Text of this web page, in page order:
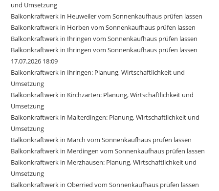
und Umsetzung
Balkonkraftwerk in Heuweiler vom Sonnenkaufhaus prüfen lassen
Balkonkraftwerk in Horben vom Sonnenkaufhaus prüfen lassen
Balkonkraftwerk in Ihringen vom Sonnenkaufhaus prüfen lassen
Balkonkraftwerk in Ihringen vom Sonnenkaufhaus prüfen lassen
17.07.2026 18:09
Balkonkraftwerk in Ihringen: Planung, Wirtschaftlichkeit und
Umsetzung
Balkonkraftwerk in Kirchzarten: Planung, Wirtschaftlichkeit und
Umsetzung
Balkonkraftwerk in Malterdingen: Planung, Wirtschaftlichkeit und
Umsetzung
Balkonkraftwerk in March vom Sonnenkaufhaus prüfen lassen
Balkonkraftwerk in Merdingen vom Sonnenkaufhaus prüfen lassen
Balkonkraftwerk in Merzhausen: Planung, Wirtschaftlichkeit und
Umsetzung
Balkonkraftwerk in Oberried vom Sonnenkaufhaus prüfen lassen